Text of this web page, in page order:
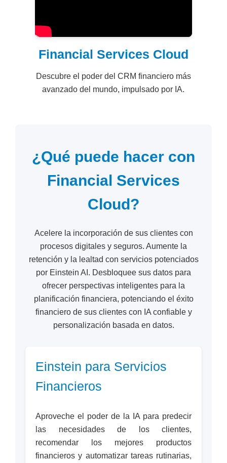
Financial Services Cloud
Descubre el poder del CRM financiero más
avanzado del mundo, impulsado por IA.
¿Qué puede hacer con
Financial Services
Cloud?
Acelere la incorporación de sus clientes con
procesos digitales y seguros. Aumente la
retención y la lealtad con servicios potenciados
por Einstein AI. Desbloquee sus datos para
ofrecer perspectivas inteligentes para la
planificación financiera, potenciando el éxito
financiero de sus clientes con IA confiable y
personalización basada en datos.
Einstein para Servicios
Financieros
Aproveche el poder de la IA para predecir
las necesidades de los clientes,
recomendar los mejores productos
financieros y automatizar tareas rutinarias,